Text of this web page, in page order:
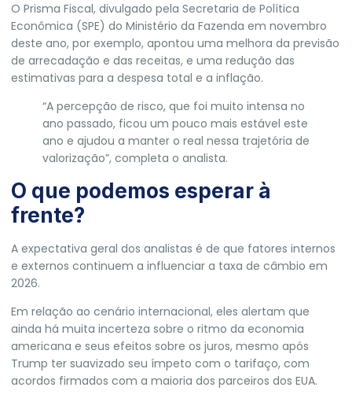
O Prisma Fiscal, divulgado pela Secretaria de Política
Econômica (SPE) do Ministério da Fazenda em novembro
deste ano, por exemplo, apontou uma melhora da previsão
de arrecadação e das receitas, e uma redução das
estimativas para a despesa total e a inflação.
“A percepção de risco, que foi muito intensa no
ano passado, ficou um pouco mais estável este
ano e ajudou a manter o real nessa trajetória de
valorização”, completa o analista.
O que podemos esperar à
frente?
A expectativa geral dos analistas é de que fatores internos
e externos continuem a influenciar a taxa de câmbio em
2026.
Em relação ao cenário internacional, eles alertam que
ainda há muita incerteza sobre o ritmo da economia
americana e seus efeitos sobre os juros, mesmo após
Trump ter suavizado seu ímpeto com o tarifaço, com
acordos firmados com a maioria dos parceiros dos EUA.